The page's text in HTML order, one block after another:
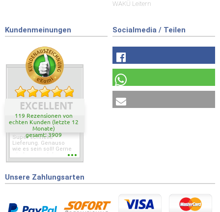
WAKÜ Leitern
Kundenmeinungen
EXCELLENT
119 Rezensionen von
echten Kunden (letzte 12
Monate)
gesamt: 3909
Super schnelle
Lieferung. Genauso
wie es sein soll! Gerne
wieder wenn ich was
Socialmedia / Teilen
Unsere Zahlungsarten